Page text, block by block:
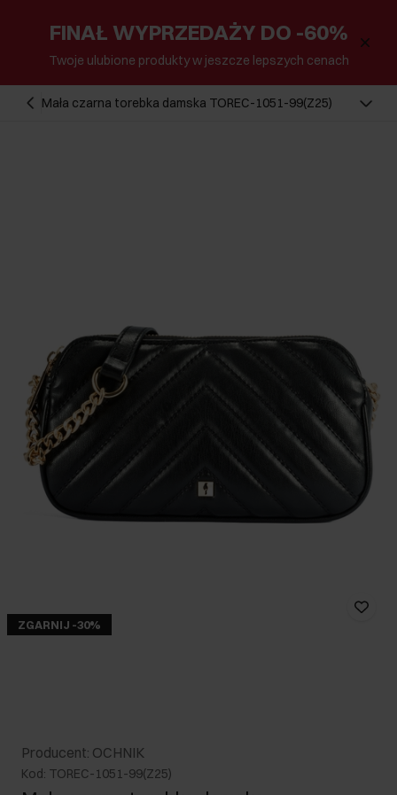
FINAŁ WYPRZEDAŻY DO -60%
Twoje ulubione produkty w jeszcze lepszych cenach
Mała czarna torebka damska TOREC-1051-99(Z25)
ZGARNIJ -30%
Producent: OCHNIK
Kod: TOREC-1051-99(Z25)